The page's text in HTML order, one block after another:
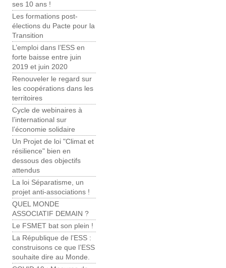
ses 10 ans !
Les formations post-
élections du Pacte pour la
Transition
L’emploi dans l’ESS en
forte baisse entre juin
2019 et juin 2020
Renouveler le regard sur
les coopérations dans les
territoires
Cycle de webinaires à
l’international sur
l’économie solidaire
Un Projet de loi "Climat et
résilience" bien en
dessous des objectifs
attendus
La loi Séparatisme, un
projet anti-associations !
QUEL MONDE
ASSOCIATIF DEMAIN ?
Le FSMET bat son plein !
La République de l’ESS :
construisons ce que l’ESS
souhaite dire au Monde.